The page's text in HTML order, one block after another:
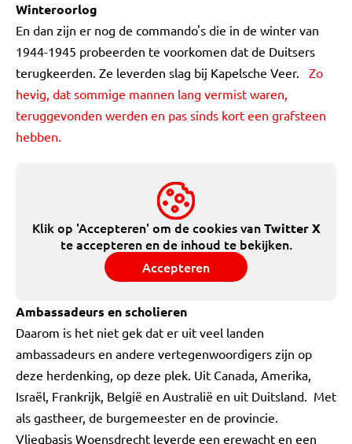
Winteroorlog
En dan zijn er nog de commando's die in de winter van
1944-1945 probeerden te voorkomen dat de Duitsers
terugkeerden. Ze leverden slag bij Kapelsche Veer.
Zo
hevig, dat sommige mannen lang vermist waren,
teruggevonden werden en pas sinds kort een grafsteen
hebben.
Klik op 'Accepteren' om de cookies vanTwitter X
te accepteren en de inhoud te bekijken.
Accepteren
Ambassadeurs en scholieren
Daarom is het niet gek dat er uit veel landen
ambassadeurs en andere vertegenwoordigers zijn op
deze herdenking, op deze plek. Uit Canada, Amerika,
Israël, Frankrijk, België en Australië en uit Duitsland. Met
als gastheer, de burgemeester en de provincie.
Vliegbasis Woensdrecht leverde een erewacht en een